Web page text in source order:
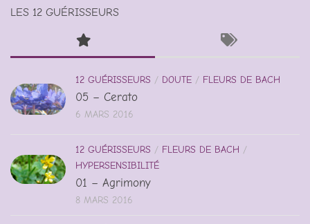
LES 12 GUÉRISSEURS
12 GUÉRISSEURS / DOUTE / FLEURS DE BACH
05 – Cerato
6 MARS 2016
12 GUÉRISSEURS / FLEURS DE BACH /
HYPERSENSIBILITÉ
01 – Agrimony
8 MARS 2016